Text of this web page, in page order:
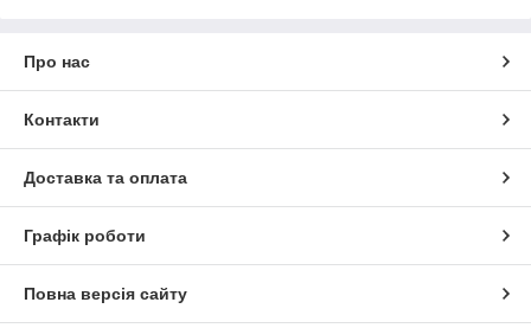
Про нас
Контакти
Доставка та оплата
Графік роботи
Повна версія сайту